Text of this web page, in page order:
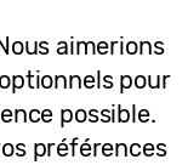
Samsung
:
aimerions
pour
possible.
préférences